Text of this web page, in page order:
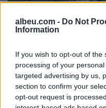
albeu.com - Do Not
Information
If you wish to opt-out of
processing of your
targeted advertising by us,
section to confirm your
opt-out request is
Kosovës, pritet zgjedhje
Presidentin e ri